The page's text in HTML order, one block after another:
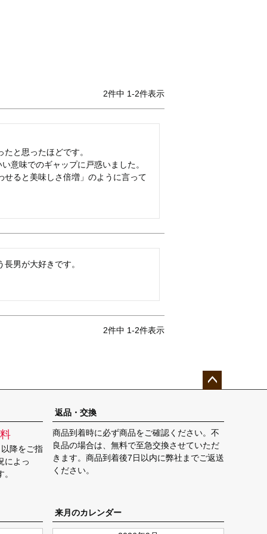
2件中 1-2件表示
と思ったほどです。
意味でのギャップに戸惑いました。
ると美味しさ倍増」のように言って
男が大好きです。
2件中 1-2件表示
ップ
へ
降をご指
によっ
返品・交換
商品到着時に必ず商品をご確認ください。不
良品の場合は、無料で至急交換させていただ
きます。商品到着後7日以内に弊社までご返送
ください。
来月のカレンダー